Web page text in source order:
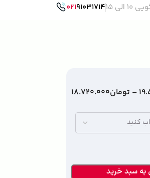
الی 15 02191031714
– تومان۱۸.۷۲۰.۰۰۰
به سبد خرید